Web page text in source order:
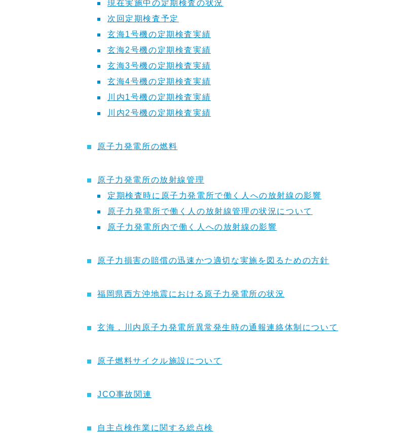
現在実施中の定期検査の状況
次回定期検査予定
玄海1号機の定期検査実績
玄海2号機の定期検査実績
玄海3号機の定期検査実績
玄海4号機の定期検査実績
川内1号機の定期検査実績
川内2号機の定期検査実績
原子力発電所の燃料
原子力発電所の放射線管理
定期検査時に原子力発電所で働く人への放射線の影響
原子力発電所で働く人の放射線管理の状況について
原子力発電所内で働く人への放射線の影響
原子力損害の賠償の迅速かつ適切な実施を図るための方針
福岡県西方沖地震における原子力発電所の状況
玄海，川内原子力発電所異常発生時の通報連絡体制について
原子燃料サイクル施設について
JCO事故関連
自主点検作業に関する総点検